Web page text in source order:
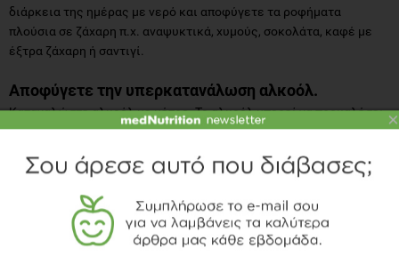
διάρκεια της ημέρας με νερό και αποφύγετε τα ροφήματα
πλούσια σε ζάχαρη π.χ. αναψυκτικά, χυμούς, σοκολάτα, καφέ με
έξτρα ζάχαρη ή σαντιγί.
Αποφύγετε την υπερκατανάλωση αλκοόλ.
Καταναλώστε αλκοόλ με μέτρο. Το αλκοόλ μπορεί να προκαλέσει
υπογλυκαιμία και αφυδάτωση, γι’ αυτό βεβαιωθείτε ότι έχετε
κατανάλωσή του.
Δώστε προσοχή στην κατανάλωση τηγανητών ή
λιπαρών τροφίμων.
×